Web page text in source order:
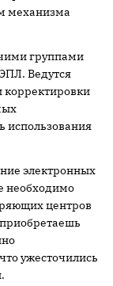
механизма
группами
Ведутся
корректировки
использования
электронных
необходимо
центров
ужесточились